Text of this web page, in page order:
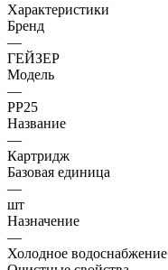
Характеристики
Бренд
—
ГЕЙЗЕР
Модель
—
PP25
Название
—
Картридж
Базовая единица
—
шт
Назначение
—
Холодное водоснабжение